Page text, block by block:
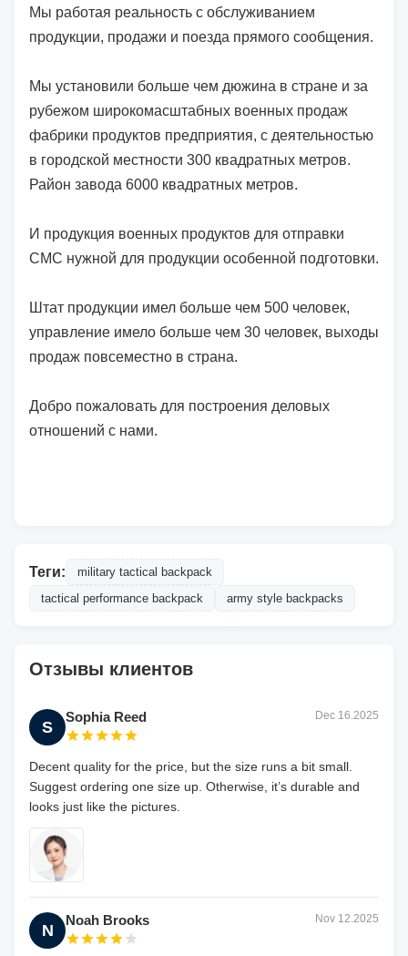
Мы работая реальность с обслуживанием
продукции, продажи и поезда прямого сообщения.
Мы установили больше чем дюжина в стране и за
рубежом широкомасштабных военных продаж
фабрики продуктов предприятия, с деятельностью
в городской местности 300 квадратных метров.
Район завода 6000 квадратных метров.
И продукция военных продуктов для отправки
СМС нужной для продукции особенной подготовки.
Штат продукции имел больше чем 500 человек,
управление имело больше чем 30 человек, выходы
продаж повсеместно в страна.
Добро пожаловать для построения деловых
отношений с нами.
Теги:
military tactical backpack
tactical performance backpack
army style backpacks
Отзывы клиентов
S
Sophia Reed Dec 16.2025
Decent quality for the price, but the size runs a bit small.
Suggest ordering one size up. Otherwise, it’s durable and
looks just like the pictures.
N
Noah Brooks Nov 12.2025